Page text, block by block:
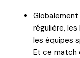
régulière,
les équipes
Et ce match